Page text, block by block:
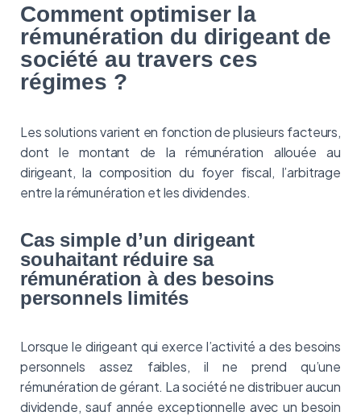
Comment optimiser la
rémunération du dirigeant de
société au travers ces
régimes ?
Les solutions varient en fonction de plusieurs facteurs,
dont le montant de la rémunération allouée au
dirigeant, la composition du foyer fiscal, l’arbitrage
entre la rémunération et les dividendes.
Cas simple d’un dirigeant
souhaitant réduire sa
rémunération à des besoins
personnels limités
Lorsque le dirigeant qui exerce l’activité a des besoins
personnels assez faibles, il ne prend qu’une
rémunération de gérant. La société ne distribuer aucun
dividende, sauf année exceptionnelle avec un besoin